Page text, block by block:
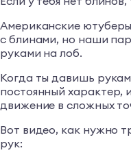
Американские
с блинами, но наши
руками на лоб.
Когда ты давишь
постоянный
движение в сложных
Вот видео, как нужно
рук: